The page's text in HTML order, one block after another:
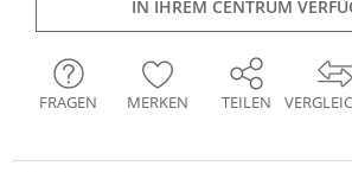
IN IHREM CENTRUM
FRAGEN MERKEN TEILEN